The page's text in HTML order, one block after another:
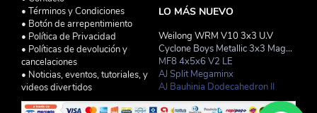
• Términos y Condiciones
• Botón de arrepentimiento
• Política de Privacidad
• Políticas de devolución y
cancelaciones
• Noticias, eventos, tutoriales, y
videos divertidos
LO MÁS NUEVO
Weilong WRM V10 3x3 U.V
Cyclone Boys Metallic 3x3 Magnetico Macaron
MF8 4x5x6 V2 LE
AJ Split Megaminx
AJ Bauhinia Dodecahedron II